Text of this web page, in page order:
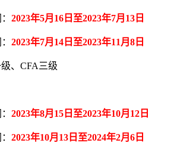
2023年5月16日至2023年7月13日
2023年7月14日至2023年11月8日
、CFA三级
2023年8月15日至2023年10月12日
2023年10月13日至2024年2月6日